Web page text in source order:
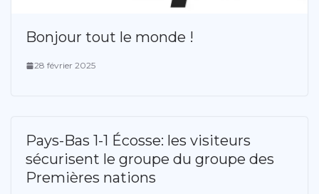
Bonjour tout le monde !
28 février 2025
Pays-Bas 1-1 Écosse: les visiteurs
sécurisent le groupe du groupe des
Premières nations